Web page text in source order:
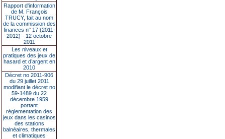
Rapport d'information
de M. François
TRUCY, fait au nom
de la commission des
finances n° 17 (2011-
2012) - 12 octobre
2011
Les niveaux et
pratiques des jeux de
hasard et d’argent en
2010
Décret no 2011-906
du 29 juillet 2011
modifiant le décret no
59-1489 du 22
décembre 1959
portant
réglementation des
jeux dans les casinos
des stations
balnéaires, thermales
et climatiques